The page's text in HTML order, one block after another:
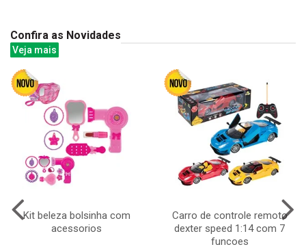
Confira as Novidades
Veja mais
Kit beleza bolsinha com
acessorios
Carro de controle remoto
dexter speed 1:14 com 7
funcoes